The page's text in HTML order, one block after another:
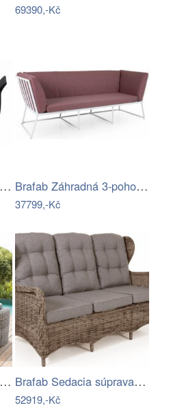
69390,-Kč
DEOKORK Zahradní ratanová sestava CORFU… Brafab Záhradná 3-pohovka VENCE -…
37799,-Kč
DEOKORK Ratanová modulová sestava… Brafab Sedacia súprava béžová ROSITA -…
52919,-Kč